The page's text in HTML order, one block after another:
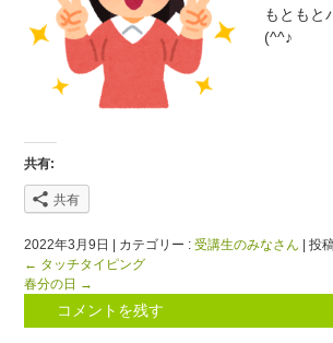
もともと
(^^♪
共有:
共有
2022年3月9日 | カテゴリー : 受講生のみなさん | 投
← タッチタイピング
春分の日 →
コメントを残す